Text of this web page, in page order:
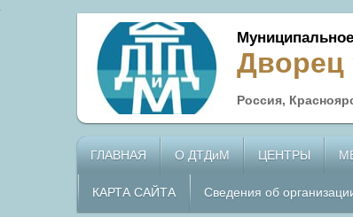
Дворец
Россия,
ГЛАВНАЯ О ДТДиМ ЦЕНТРЫ
КАРТА САЙТА Сведения об